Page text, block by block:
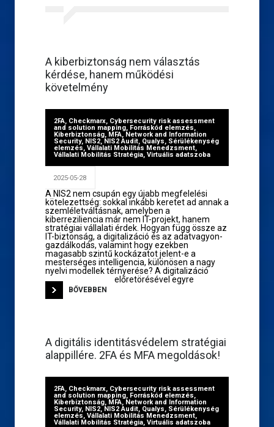
A kiberbiztonság nem választás
kérdése, hanem működési
követelmény
2FA, Checkmarx, Cybersecurity risk assessment
and solution mapping, Forráskód elemzés,
Kiberbiztonság, MFA, Network and Information
Security, NIS2, NIS2 Audit, Qualys, Sérülékenység
elemzés, Vállalati Mobilitás Menedzsment,
Vállalati Mobilitás Stratégia, Virtuális adatszoba
2025-05-28
A NIS2 nem csupán egy újabb megfelelési
kötelezettség: sokkal inkább keretet ad annak a
szemléletváltásnak, amelyben a
kiberreziliencia már nem IT-projekt, hanem
stratégiai vállalati érdek. Hogyan függ össze az
IT-biztonság, a digitalizáció és az adatvagyon-
gazdálkodás, valamint hogy ezekben
magasabb szintű kockázatot jelent-e a
mesterséges intelligencia, különösen a nagy
nyelvi modellek térnyerése? A digitalizáció
előretörésével egyre
BŐVEBBEN
A digitális identitásvédelem stratégiai
alappillére. 2FA és MFA megoldások!
2FA, Checkmarx, Cybersecurity risk assessment
and solution mapping, Forráskód elemzés,
Kiberbiztonság, MFA, Network and Information
Security, NIS2, NIS2 Audit, Qualys, Sérülékenység
elemzés, Vállalati Mobilitás Menedzsment,
Vállalati Mobilitás Stratégia, Virtuális adatszoba